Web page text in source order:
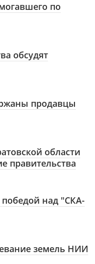
по
обсудят
продавцы
области
правительства
над "СКА-
земель НИИ